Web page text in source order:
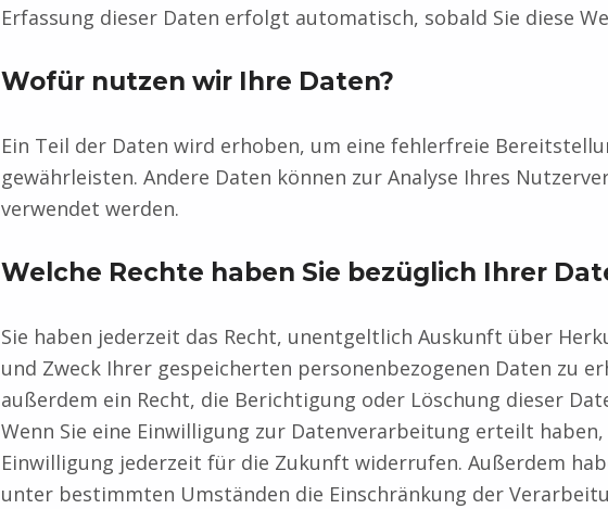
Erfassung dieser Daten erfolgt automatisch, sobald Sie diese
Wofür nutzen wir Ihre Daten?
Ein Teil der Daten wird erhoben, um eine fehlerfreie
gewährleisten. Andere Daten können zur Analyse Ihres
verwendet werden.
Welche Rechte haben Sie bezüglich Ihrer
Sie haben jederzeit das Recht, unentgeltlich Auskunft über
und Zweck Ihrer gespeicherten personenbezogenen Daten zu
außerdem ein Recht, die Berichtigung oder Löschung dieser
Wenn Sie eine Einwilligung zur Datenverarbeitung erteilt haben,
Einwilligung jederzeit für die Zukunft widerrufen. Außerdem
unter bestimmten Umständen die Einschränkung der